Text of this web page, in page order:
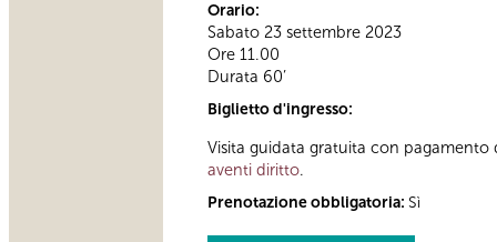
Orario:
Sabato 23 settembre 2023
Ore 11.00
Durata 60’
Biglietto d'ingresso:
Visita guidata gratuita con
aventi diritto.
Prenotazione obbligatoria: Sì